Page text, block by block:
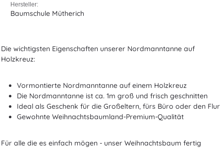
Hersteller:
Baumschule Mütherich
Die wichtigsten Eigenschaften unserer Nordmanntanne auf
Holzkreuz:
Vormontierte Nordmanntanne auf einem Holzkreuz
Die Nordmanntanne ist ca. 1m groß und frisch geschnitten
Ideal als Geschenk für die Großeltern, fürs Büro oder den Flur
Gewohnte Weihnachtsbaumland-Premium-Qualität
Für alle die es einfach mögen - unser Weihnachtsbaum fertig